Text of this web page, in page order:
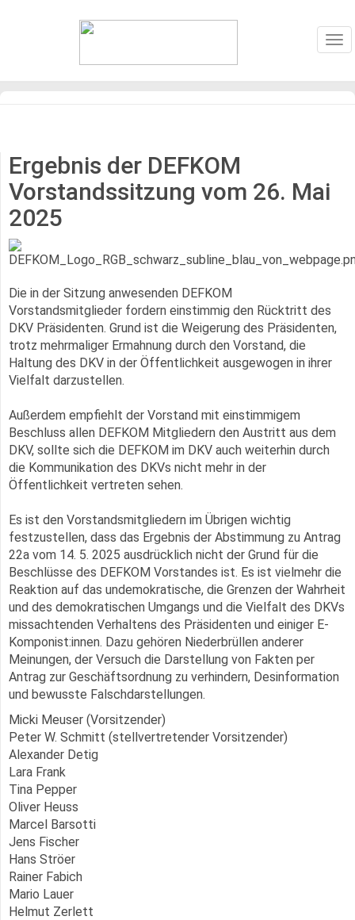
Ergebnis der DEFKOM
Vorstandssitzung vom 26. Mai
2025
Die in der Sitzung anwesenden DEFKOM
Vorstandsmitglieder fordern einstimmig den Rücktritt des
DKV Präsidenten. Grund ist die Weigerung des Präsidenten,
trotz mehrmaliger Ermahnung durch den Vorstand, die
Haltung des DKV in der Öffentlichkeit ausgewogen in ihrer
Vielfalt darzustellen.
Außerdem empfiehlt der Vorstand mit einstimmigem
Beschluss allen DEFKOM Mitgliedern den Austritt aus dem
DKV, sollte sich die DEFKOM im DKV auch weiterhin durch
die Kommunikation des DKVs nicht mehr in der
Öffentlichkeit vertreten sehen.
Es ist den Vorstandsmitgliedern im Übrigen wichtig
festzustellen, dass das Ergebnis der Abstimmung zu Antrag
22a vom 14. 5. 2025 ausdrücklich nicht der Grund für die
Beschlüsse des DEFKOM Vorstandes ist. Es ist vielmehr die
Reaktion auf das undemokratische, die Grenzen der Wahrheit
und des demokratischen Umgangs und die Vielfalt des DKVs
missachtenden Verhaltens des Präsidenten und einiger E-
Komponist:innen. Dazu gehören Niederbrüllen anderer
Meinungen, der Versuch die Darstellung von Fakten per
Antrag zur Geschäftsordnung zu verhindern, Desinformation
und bewusste Falschdarstellungen.
Micki Meuser (Vorsitzender)
Peter W. Schmitt (stellvertretender Vorsitzender)
Alexander Detig
Lara Frank
Tina Pepper
Oliver Heuss
Marcel Barsotti
Jens Fischer
Hans Ströer
Rainer Fabich
Mario Lauer
Helmut Zerlett